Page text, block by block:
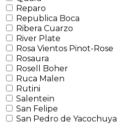
Reparo
Republica Boca
Ribera Cuarzo
River Plate
Rosa Vientos Pinot-Rose
Rosaura
Rosell Boher
Ruca Malen
Rutini
Salentein
San Felipe
San Pedro de Yacochuya